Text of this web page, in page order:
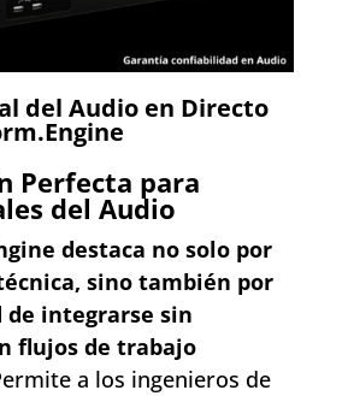
del Audio en Directo
Perfecta para
del Audio
destaca no solo por
sino también por
de integrarse sin
flujos de trabajo
a los ingenieros de